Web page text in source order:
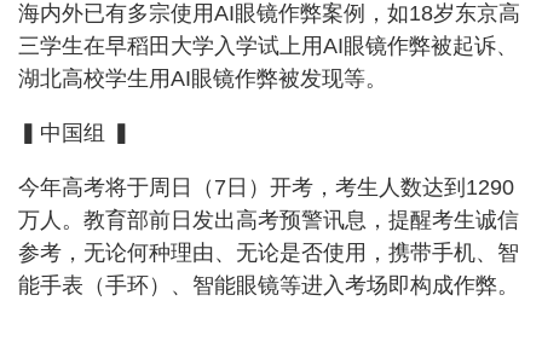
海内外已有多宗使用AI眼镜作弊案例，如18岁东京高
三学生在早稻田大学入学试上用AI眼镜作弊被起诉、
湖北高校学生用AI眼镜作弊被发现等。
▍中国组 ▍
今年高考将于周日（7日）开考，考生人数达到1290
万人。教育部前日发出高考预警讯息，提醒考生诚信
参考，无论何种理由、无论是否使用，携带手机、智
能手表（手环）、智能眼镜等进入考场即构成作弊。